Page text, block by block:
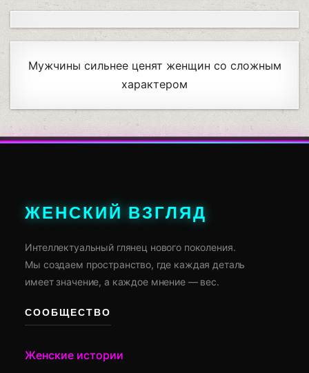
Мужчины сильнее ценят женщин со сложным
характером
ЖЕНСКИЙ ВЗГЛЯД
Интеллектуальный глянец нового поколения.
Мы создаем пространство, где каждая деталь
имеет значение, а каждое мнение — вес.
СООБЩЕСТВО
Женские истории